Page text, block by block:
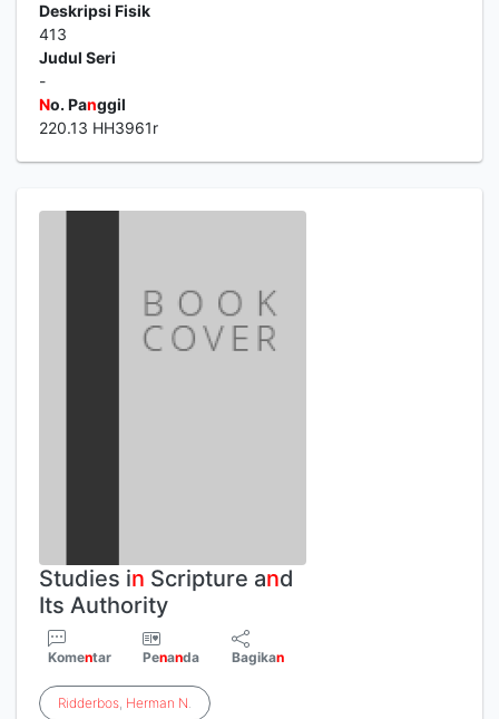
Deskripsi Fisik
413
Judul Seri
-
No. Panggil
220.13 HH3961r
Studies in Scripture and
Its Authority
Komentar Penanda Bagikan
Ridderbos, Herman N.